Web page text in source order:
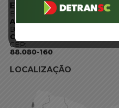
ENDEREÇO
Endereço:
Av. Almirante Tamandaré -
Bairro:
Coqueiros, Florianópolis SC
CEP:
88.080-160
LOCALIZAÇÃO